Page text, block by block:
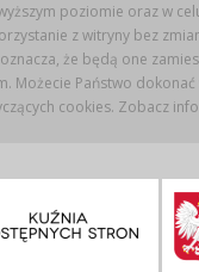
poziomie oraz w
z witryny bez
że będą one
Możecie Państwo dokonać
cookies. Zobacz